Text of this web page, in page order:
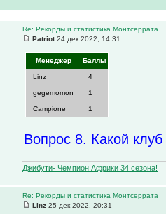
Re: Рекорды и статистика Монтсеррата
Patriot24 дек 2022, 14:31
Менеджер Баллы
Linz 4
gegemomon 1
Campione 1
Вопрос 8. Какой
Джибути- Чемпион Африки 34 сезона!
Re: Рекорды и статистика Монтсеррата
Linz 25 дек 2022, 20:31